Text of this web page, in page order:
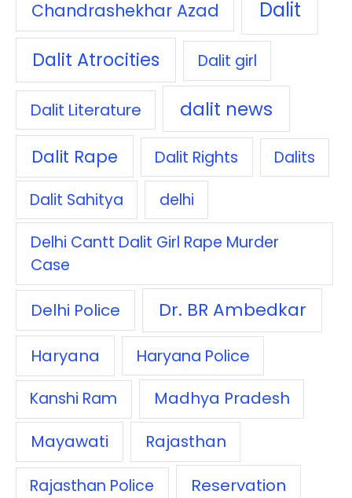
Chandrashekhar Azad Dalit
Dalit Atrocities Dalit girl
Dalit Literature dalit news
Dalit Rape Dalit Rights Dalits
Dalit Sahitya delhi
Delhi Cantt Dalit Girl Rape Murder
Case
Delhi Police Dr. BR Ambedkar
Haryana Haryana Police
Kanshi Ram
Madhya Pradesh
Mayawati
Rajasthan
Rajasthan Police Reservation